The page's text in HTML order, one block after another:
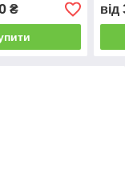
₴ від